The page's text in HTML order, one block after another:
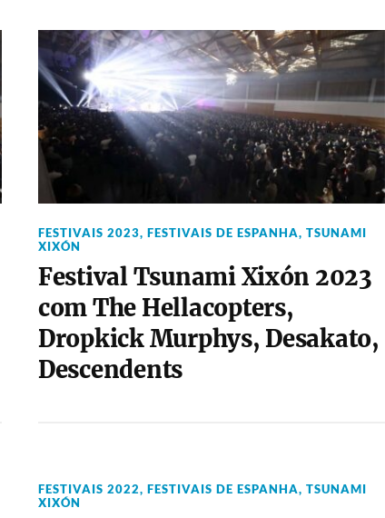
FESTIVAIS 2023, FESTIVAIS DE ESPANHA, TSUNAMI
XIXÓN
Festival Tsunami Xixón 2023
com The Hellacopters,
Dropkick Murphys, Desakato,
Descendents
FESTIVAIS 2022, FESTIVAIS DE ESPANHA, TSUNAMI
XIXÓN